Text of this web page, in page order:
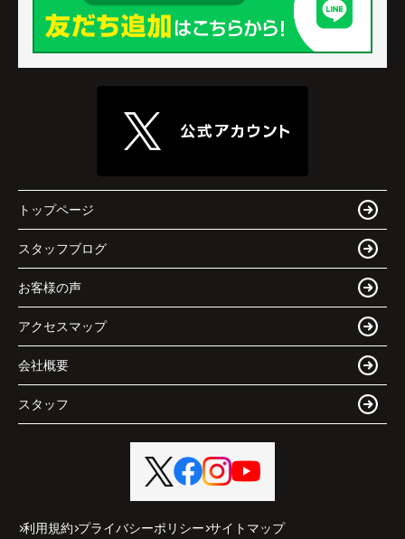
トップページ
スタッフブログ
お客様の声
アクセスマップ
会社概要
スタッフ
利用規約 プライバシーポリシー サイトマップ